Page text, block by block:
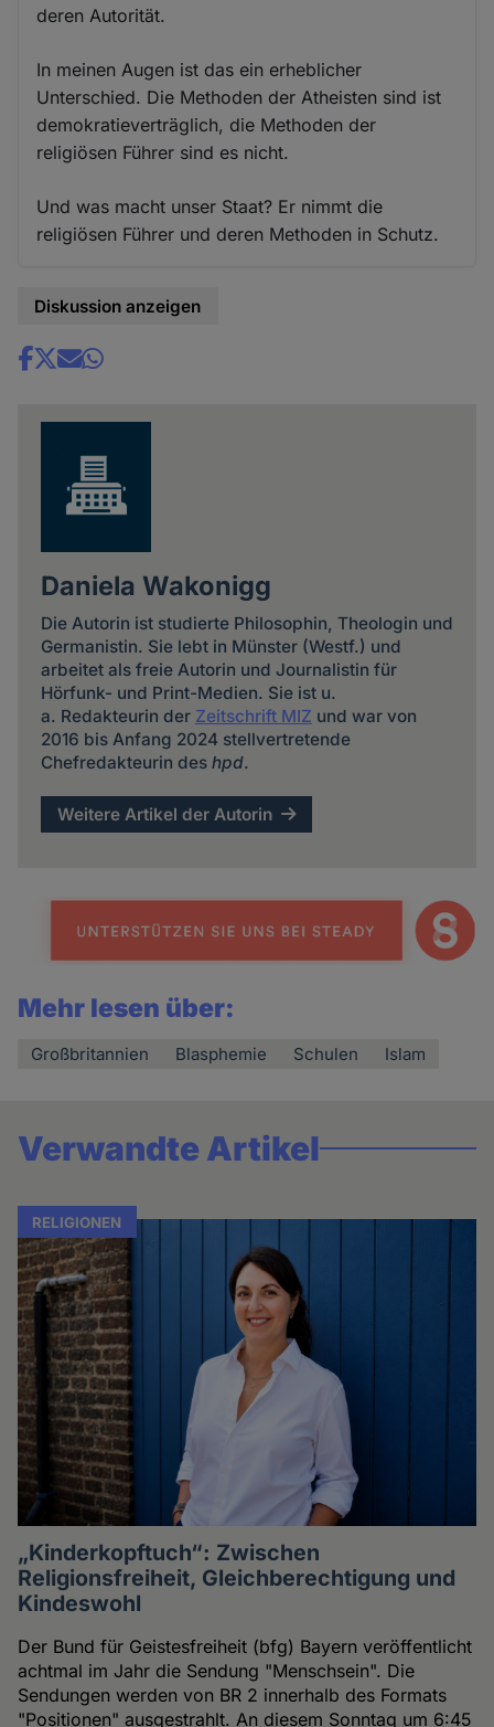
deren Autorität.
In meinen Augen ist das ein erheblicher
Unterschied. Die Methoden der Atheisten sind ist
demokratieverträglich, die Methoden der
religiösen Führer sind es nicht.
Und was macht unser Staat? Er nimmt die
religiösen Führer und deren Methoden in Schutz.
Diskussion anzeigen
Share
Daniela Wakonigg
Die Autorin ist studierte Philosophin, Theologin und
Germanistin. Sie lebt in Münster (Westf.) und
arbeitet als freie Autorin und Journalistin für
Hörfunk- und Print-Medien. Sie ist u.
a. Redakteurin der Zeitschrift MIZ und war von
2016 bis Anfang 2024 stellvertretende
Chefredakteurin des hpd.
Weitere Artikel der Autorin
Mehr lesen über:
Großbritannien Blasphemie Schulen Islam
Verwandte Artikel
RELIGIONEN
„Kinderkopftuch“: Zwischen
Religionsfreiheit, Gleichberechtigung und
Kindeswohl
Der Bund für Geistesfreiheit (bfg) Bayern veröffentlicht
achtmal im Jahr die Sendung "Menschsein". Die
Sendungen werden von BR 2 innerhalb des Formats
"Positionen" ausgestrahlt. An diesem Sonntag um 6:45